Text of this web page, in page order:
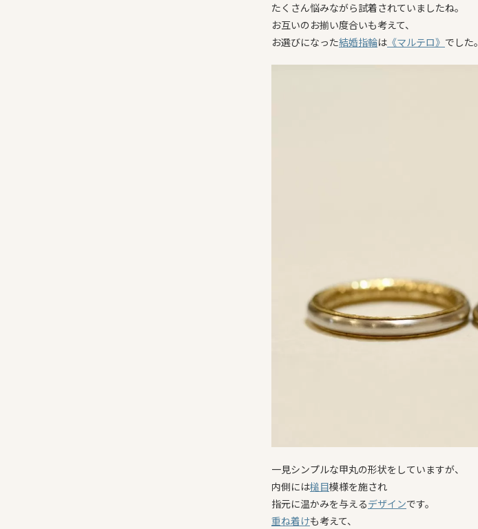
たくさん悩みながら試着されていましたね。
お互いのお揃い度合いも考えて、
お選びになった結婚指輪は 《マルテロ》 でした。
一見シンプルな甲丸の形状をしていますが、
内側には槌目模様を施され
指元に温かみを与えるデザインです。
重ね着けも考えて、